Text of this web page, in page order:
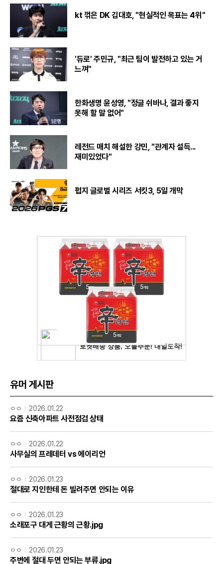
kt 꺾은 DK 김대호, "현실적인 목표는 4위"
'듀로' 주민규, "최근 팀이 발전하고 있는 거
느껴"
한화생명 윤성영, "정글 쉬바나, 결과 좋지
못해 할 말 없어"
레전드 매치 해설한 강민, "관계자 설득...
재미있었다"
펍지 글로벌 시리즈 서킷3, 5일 개막
유머 게시판
ㅇㅇ 2026.01.22
요즘 신축아파트 사전점검 상태
ㅇㅇ 2026.01.22
사무실의 프레데터 vs 에이리언
ㅇㅇ 2026.01.23
절대로 지인한테 돈 빌려주면 안되는 이유
ㅇㅇ 2026.01.23
소래포구 대게 근황의 근황.jpg
ㅇㅇ 2026.01.23
주변에 절대 두면 안되는 부류.jpg